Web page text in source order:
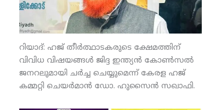
റിയാദ്: ഹജ് തീര്‍ത്ഥാടകരുടെ ക്ഷേമത്തിന്
വിവിധ വിഷയങ്ങള്‍ ജിദ്ദ ഇന്ത്യന്‍ കോണ്‍സല്‍
ജനറലുമായി ചര്‍ച്ച ചെയ്യുമെന്ന് കേരള ഹജ്
കമ്മറ്റി ചെയര്‍മാന്‍ ഡോ. ഹുസൈന്‍ സഖാഫി.